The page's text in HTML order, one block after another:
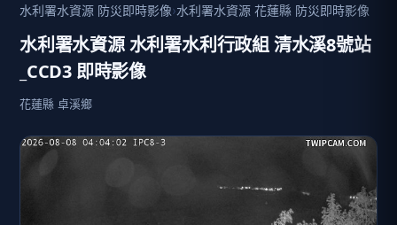
水利署水資源 防災即時影像›水利署水資源 花蓮縣 防災即時影像
水利署水資源 水利署水利行政組 清水溪8號站
_CCD3 即時影像
花蓮縣 卓溪鄉